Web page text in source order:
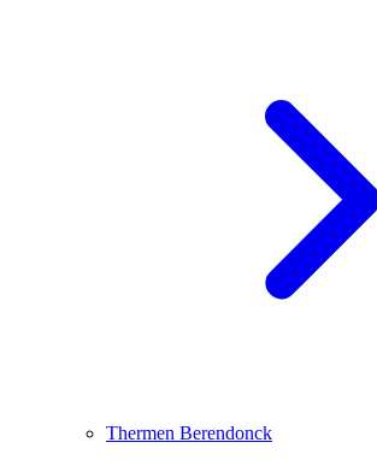
Thermen Berendonck